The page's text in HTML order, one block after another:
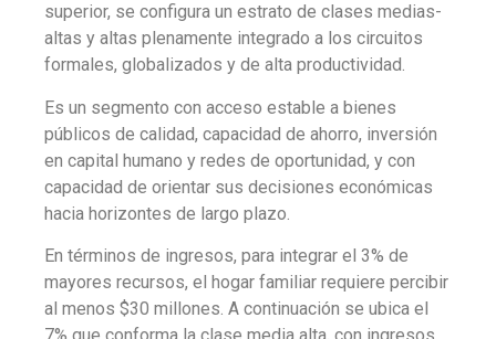
superior, se configura un estrato de clases medias-
altas y altas plenamente integrado a los circuitos
formales, globalizados y de alta productividad.
Es un segmento con acceso estable a bienes
públicos de calidad, capacidad de ahorro, inversión
en capital humano y redes de oportunidad, y con
capacidad de orientar sus decisiones económicas
hacia horizontes de largo plazo.
En términos de ingresos, para integrar el 3% de
mayores recursos, el hogar familiar requiere percibir
al menos $30 millones. A continuación se ubica el